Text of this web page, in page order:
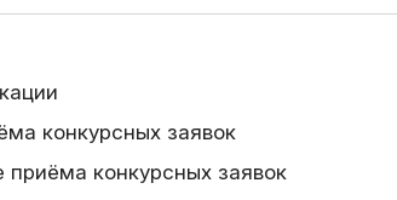
конкурсных заявок
приёма конкурсных заявок